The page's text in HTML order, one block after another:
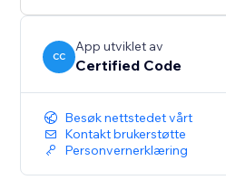
CC
App utviklet av
Certified Code
Besøk nettstedet vårt
Kontakt brukerstøtte
Personvernerklæring